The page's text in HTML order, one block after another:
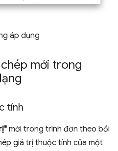
áp dụng
mới trong
tính
mới trong trình đơn theo bối
giá trị thuộc tính của một